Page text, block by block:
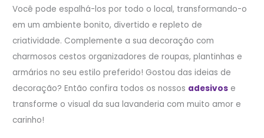
Você pode espalhá-los por todo o local, transformando-o
em um ambiente bonito, divertido e repleto de
criatividade. Complemente a sua decoração com
charmosos cestos organizadores de roupas, plantinhas e
armários no seu estilo preferido! Gostou das ideias de
decoração? Então confira todos os nossos adesivos e
transforme o visual da sua lavanderia com muito amor e
carinho!